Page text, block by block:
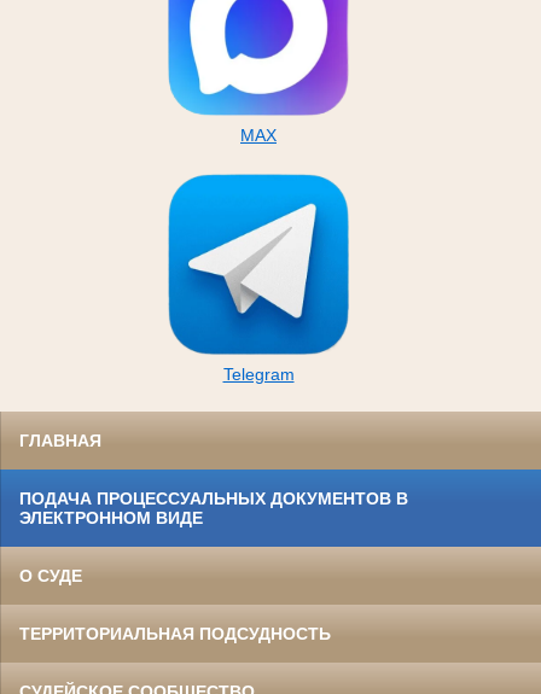
MAX
Telegram
ГЛАВНАЯ
ПОДАЧА ПРОЦЕССУАЛЬНЫХ ДОКУМЕНТОВ В
ЭЛЕКТРОННОМ ВИДЕ
О СУДЕ
ТЕРРИТОРИАЛЬНАЯ ПОДСУДНОСТЬ